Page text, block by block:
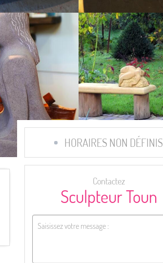
HORAIRES NON DÉFINIS
Contactez
Sculpteur Toun